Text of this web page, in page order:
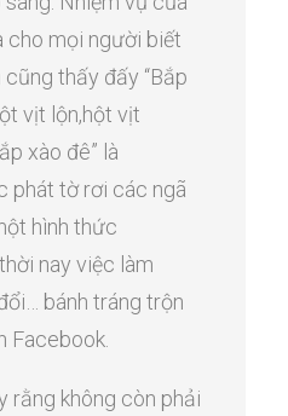
cho mọi người biết
thấy đấy “Bắp
vịt lộn,hột vịt
xào đê” là
phát tờ rơi các ngã
hình thức
nay việc làm
bánh tráng trộn
Facebook.
rằng không còn phải